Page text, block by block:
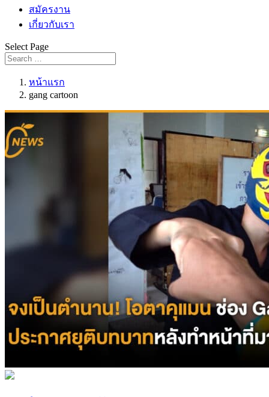
สมัครงาน
เกี่ยวกับเรา
Select Page
หน้าแรก
gang cartoon